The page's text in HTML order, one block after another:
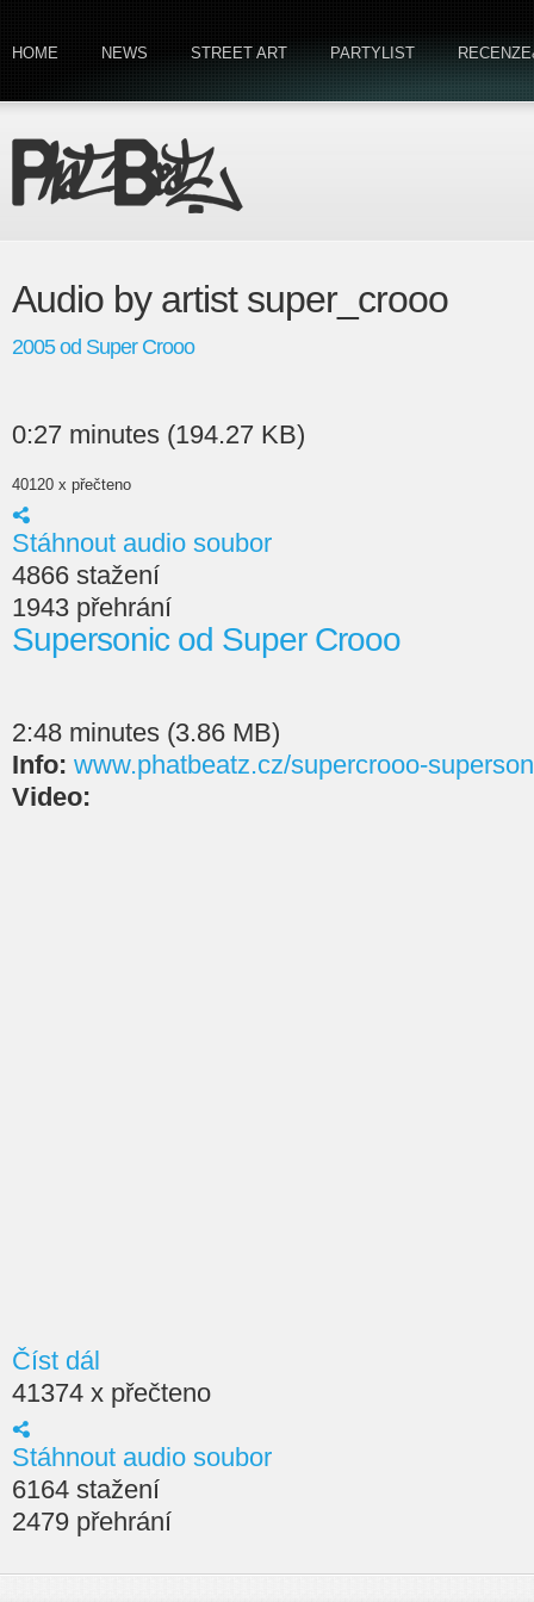
HOME NEWS STREET ART PARTYLIST
Audio by artist super_crooo
2005 od Super Crooo
0:27 minutes (194.27 KB)
40120 x přečteno
Stáhnout audio soubor
4866 stažení
1943 přehrání
Supersonic od Super Crooo
2:48 minutes (3.86 MB)
Info: www.phatbeatz.cz/supercrooo-
Video:
Číst dál
41374 x přečteno
Stáhnout audio soubor
6164 stažení
2479 přehrání